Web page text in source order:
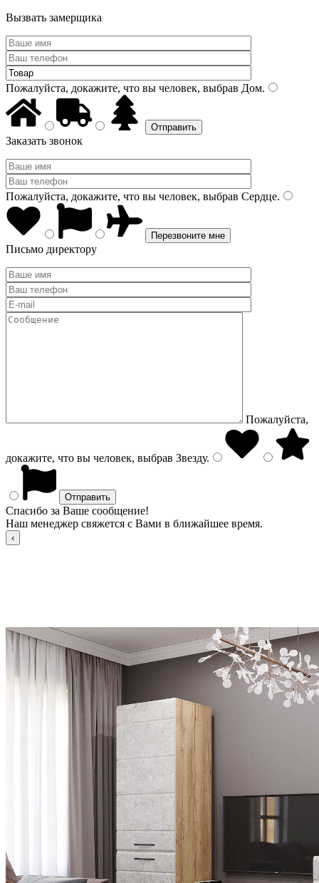
Вызвать замерщика
Пожалуйста, докажите, что вы человек, выбрав Дом.
Заказать звонок
Пожалуйста, докажите, что вы человек, выбрав Сердце.
Письмо директору
Пожалуйста,
докажите, что вы человек, выбрав Звезду.
Спасибо за Ваше сообщение!
Наш менеджер свяжется с Вами в ближайшее время.